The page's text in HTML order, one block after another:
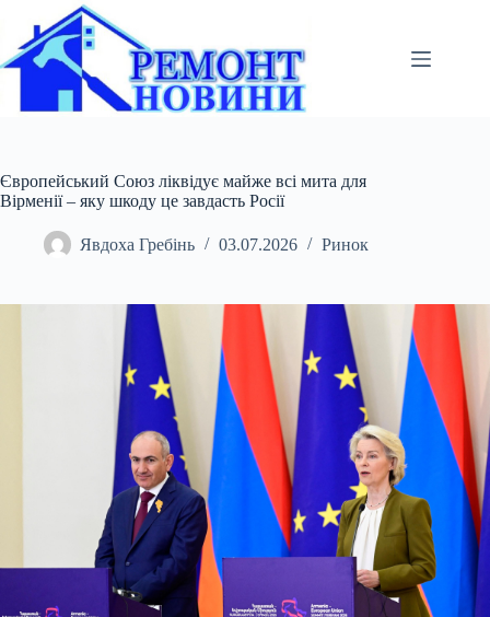
вмісту
Європейський Союз ліквідує майже всі мита для
Вірменії – яку шкоду це завдасть Росії
Явдоха Гребінь 03.07.2026 Ринок